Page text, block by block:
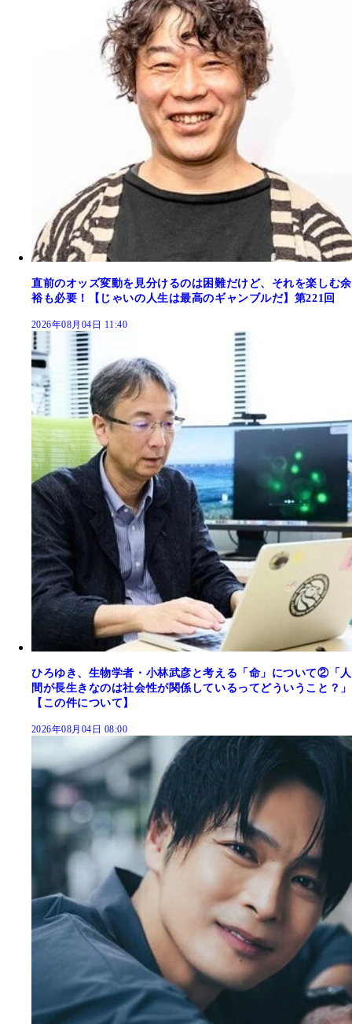
直前のオッズ変動を見分けるのは困難だけど、それを楽しむ余
裕も必要！【じゃいの人生は最高のギャンブルだ】第221回
2026年08月04日 11:40
ひろゆき、生物学者・小林武彦と考える「命」について②「人
間が長生きなのは社会性が関係しているってどういうこと？」
【この件について】
2026年08月04日 08:00